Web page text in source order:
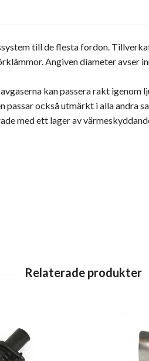
till de flesta fordon.
Angiven diameter avser
kan passera rakt igenom
också utmärkt i alla andra
med ett lager av